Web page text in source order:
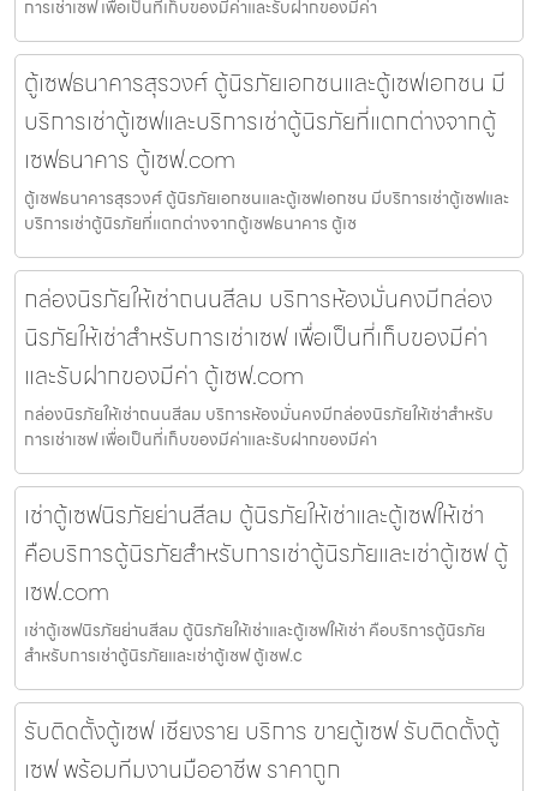
การเช่าเซฟ เพื่อเป็นที่เก็บของมีค่าและรับฝากของมีค่า
ตู้เซฟธนาคารสุรวงศ์ ตู้นิรภัยเอกชนและตู้เซฟเอกชน มี
บริการเช่าตู้เซฟและบริการเช่าตู้นิรภัยที่แตกต่างจากตู้
เซฟธนาคาร ตู้เซฟ.com
ตู้เซฟธนาคารสุรวงศ์ ตู้นิรภัยเอกชนและตู้เซฟเอกชน มีบริการเช่าตู้เซฟและ
บริการเช่าตู้นิรภัยที่แตกต่างจากตู้เซฟธนาคาร ตู้เซ
กล่องนิรภัยให้เช่าถนนสีลม บริการห้องมั่นคงมีกล่อง
นิรภัยให้เช่าสำหรับการเช่าเซฟ เพื่อเป็นที่เก็บของมีค่า
และรับฝากของมีค่า ตู้เซฟ.com
กล่องนิรภัยให้เช่าถนนสีลม บริการห้องมั่นคงมีกล่องนิรภัยให้เช่าสำหรับ
การเช่าเซฟ เพื่อเป็นที่เก็บของมีค่าและรับฝากของมีค่า
เช่าตู้เซฟนิรภัยย่านสีลม ตู้นิรภัยให้เช่าและตู้เซฟให้เช่า
คือบริการตู้นิรภัยสำหรับการเช่าตู้นิรภัยและเช่าตู้เซฟ ตู้
เซฟ.com
เช่าตู้เซฟนิรภัยย่านสีลม ตู้นิรภัยให้เช่าและตู้เซฟให้เช่า คือบริการตู้นิรภัย
สำหรับการเช่าตู้นิรภัยและเช่าตู้เซฟ ตู้เซฟ.c
รับติดตั้งตู้เซฟ เชียงราย บริการ ขายตู้เซฟ รับติดตั้งตู้
เซฟ พร้อมทีมงานมืออาชีพ ราคาถูก